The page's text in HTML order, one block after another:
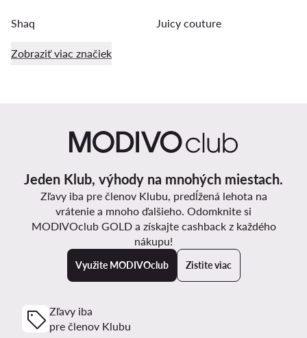
Shaq Juicy couture
Zobraziť viac značiek
Jeden Klub, výhody na mnohých miestach.
Zľavy iba pre členov Klubu, predĺžená lehota na
vrátenie a mnoho ďalšieho. Odomknite si
MODIVOclub GOLD a získajte cashback z každého
nákupu!
Využite MODIVOclub Zistite viac
Zľavy iba
pre členov Klubu